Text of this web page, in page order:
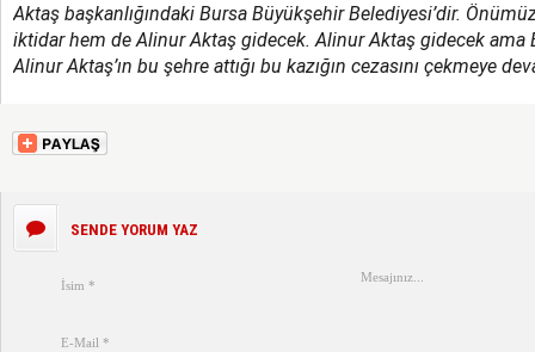
Aktaş başkanlığındaki Bursa Büyükşehir Belediyesi’dir.
iktidar hem de Alinur Aktaş gidecek. Alinur Aktaş gidecek ama
Alinur Aktaş’ın bu şehre attığı bu kazığın cezasını çekmeye
SENDE YORUM YAZ